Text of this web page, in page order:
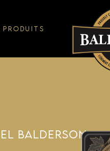
PRODUITS
BALDERSON